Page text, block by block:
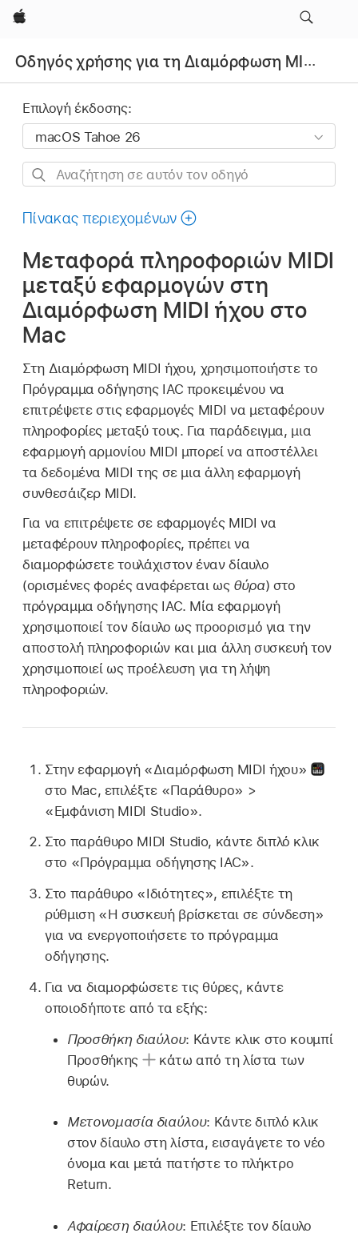
Apple
Οδηγός χρήσης για τη Διαμόρφωση MIDI ήχου
Επιλογή έκδοσης:
Αναζήτηση
αυτόν
οδηγό
Πίνακας περιεχομένων
Μεταφορά πληροφοριών MIDI
μεταξύ εφαρμογών στη
Διαμόρφωση MIDI ήχου στο
Mac
Στη Διαμόρφωση MIDI ήχου, χρησιμοποιήστε το
Πρόγραμμα οδήγησης IAC προκειμένου να
επιτρέψετε στις εφαρμογές MIDI να μεταφέρουν
πληροφορίες μεταξύ τους. Για παράδειγμα, μια
εφαρμογή αρμονίου MIDI μπορεί να αποστέλλει
τα δεδομένα MIDI της σε μια άλλη εφαρμογή
συνθεσάιζερ MIDI.
Για να επιτρέψετε σε εφαρμογές MIDI να
μεταφέρουν πληροφορίες, πρέπει να
διαμορφώσετε τουλάχιστον έναν δίαυλο
(ορισμένες φορές αναφέρεται ως θύρα) στο
πρόγραμμα οδήγησης IAC. Μία εφαρμογή
χρησιμοποιεί τον δίαυλο ως προορισμό για την
αποστολή πληροφοριών και μια άλλη συσκευή τον
χρησιμοποιεί ως προέλευση για τη λήψη
πληροφοριών.
Στην εφαρμογή «Διαμόρφωση MIDI ήχου»
στο Mac, επιλέξτε «Παράθυρο» >
«Εμφάνιση MIDI Studio».
Στο παράθυρο MIDI Studio, κάντε διπλό κλικ
στο «Πρόγραμμα οδήγησης IAC».
Στο παράθυρο «Ιδιότητες», επιλέξτε τη
ρύθμιση «Η συσκευή βρίσκεται σε σύνδεση»
για να ενεργοποιήσετε το πρόγραμμα
οδήγησης.
Για να διαμορφώσετε τις θύρες, κάντε
οποιοδήποτε από τα εξής:
Προσθήκη διαύλου: Κάντε κλικ στο κουμπί
Προσθήκης
κάτω από τη λίστα των
θυρών.
Μετονομασία διαύλου: Κάντε διπλό κλικ
στον δίαυλο στη λίστα, εισαγάγετε το νέο
όνομα και μετά πατήστε το πλήκτρο
Return.
Αφαίρεση διαύλου: Επιλέξτε τον δίαυλο